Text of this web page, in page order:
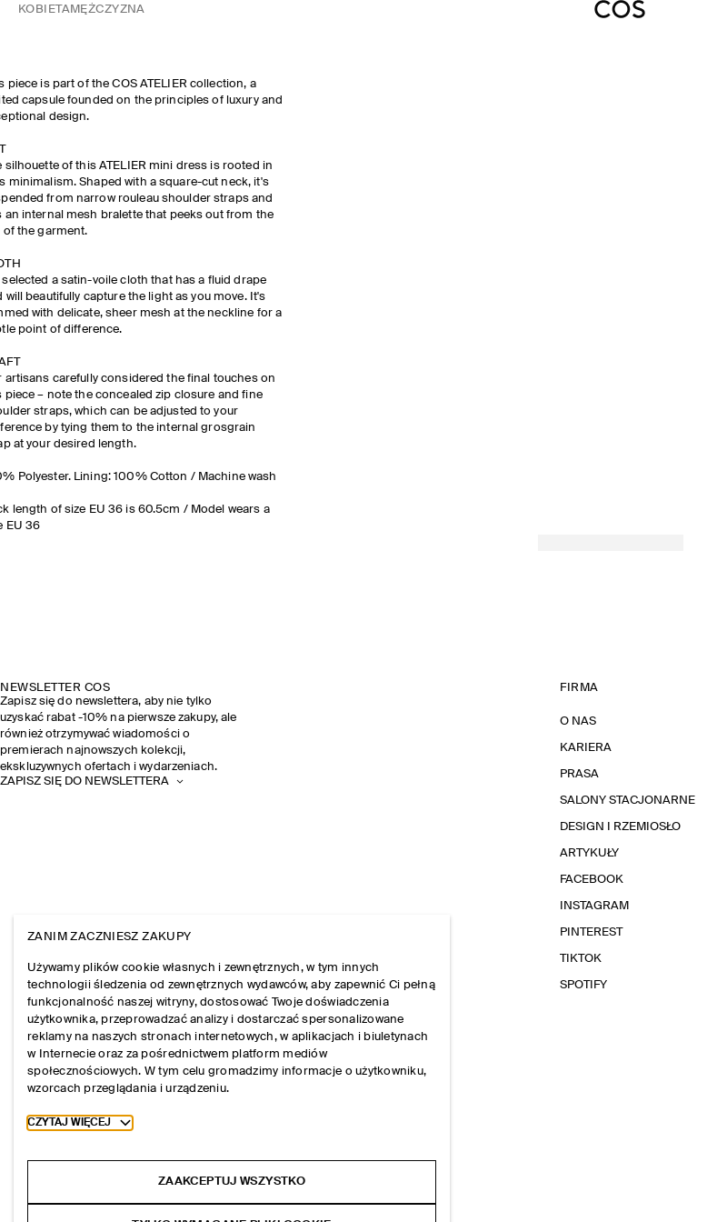
KOBIETA MĘŻCZYZNA
piece is part of the COS ATELIER collection, a
capsule founded on the principles of luxury and
design.
silhouette of this ATELIER mini dress is rooted in
minimalism. Shaped with a square-cut neck, it's
from narrow rouleau shoulder straps and
an internal mesh bralette that peeks out from the
of the garment.
selected a satin-voile cloth that has a fluid drape
will beautifully capture the light as you move. It's
with delicate, sheer mesh at the neckline for a
point of difference.
artisans carefully considered the final touches on
piece – note the concealed zip closure and fine
straps, which can be adjusted to your
by tying them to the internal grosgrain
at your desired length.
Polyester. Lining: 100% Cotton / Machine wash
length of size EU 36 is 60.5cm / Model wears a
EU 36
NEWSLETTER COS
Zapisz się do newslettera, aby nie tylko
uzyskać rabat -10% na pierwsze zakupy, ale
również otrzymywać wiadomości o
premierach najnowszych kolekcji,
ekskluzywnych ofertach i wydarzeniach.
ZAPISZ SIĘ DO NEWSLETTERA
FIRMA
O NAS
KARIERA
PRASA
SALONY STACJONARNE
DESIGN I RZEMIOSŁO
ARTYKUŁY
FACEBOOK
INSTAGRAM
PINTEREST
TIKTOK
SPOTIFY
ZANIM ZACZNIESZ ZAKUPY
Używamy plików cookie własnych i zewnętrznych, w tym innych
technologii śledzenia od zewnętrznych wydawców, aby zapewnić Ci pełną
funkcjonalność naszej witryny, dostosować Twoje doświadczenia
użytkownika, przeprowadzać analizy i dostarczać spersonalizowane
reklamy na naszych stronach internetowych, w aplikacjach i biuletynach
w Internecie oraz za pośrednictwem platform mediów
społecznościowych. W tym celu gromadzimy informacje o użytkowniku,
wzorcach przeglądania i urządzeniu.
Toggle more cookie information
CZYTAJ WIĘCEJ
ZAAKCEPTUJ WSZYSTKO